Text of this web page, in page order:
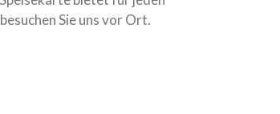
Sie uns vor Ort.